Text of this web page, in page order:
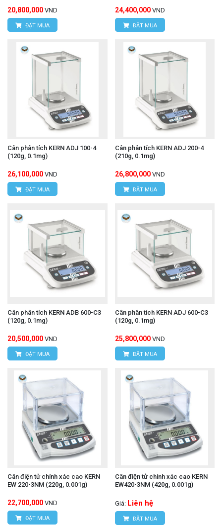
20,800,000 VND
ĐẶT MUA
24,400,000 VND
ĐẶT MUA
Cân phân tích KERN ADJ 100-4
(120g, 0.1mg)
26,100,000 VND
ĐẶT MUA
Cân phân tích KERN ADJ 200-4
(210g, 0.1mg)
26,800,000 VND
ĐẶT MUA
Cân phân tích KERN ADB 600-C3
(120g, 0.1mg)
20,500,000 VND
ĐẶT MUA
Cân phân tích KERN ADJ 600-C3
(120g, 0.1mg)
25,800,000 VND
ĐẶT MUA
Cân điện tử chính xác cao KERN
EW 220-3NM (220g, 0.001g)
22,700,000 VND
ĐẶT MUA
Cân điện tử chính xác cao KERN
EW420-3NM (420g, 0.001g)
Giá: Liên hệ
ĐẶT MUA